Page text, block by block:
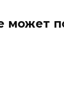
может